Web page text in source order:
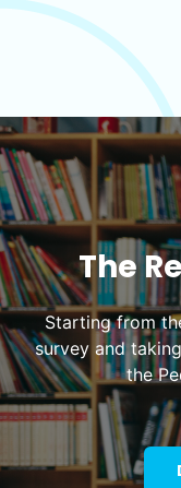
The
Starting from
survey and
the